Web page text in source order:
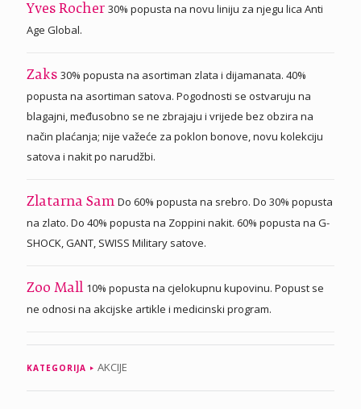
Yves Rocher 30% popusta na novu liniju za njegu lica Anti
Age Global.
Zaks 30% popusta na asortiman zlata i dijamanata. 40%
popusta na asortiman satova. Pogodnosti se ostvaruju na
blagajni, međusobno se ne zbrajaju i vrijede bez obzira na
način plaćanja; nije važeće za poklon bonove, novu kolekciju
satova i nakit po narudžbi.
Zlatarna Sam Do 60% popusta na srebro. Do 30% popusta
na zlato. Do 40% popusta na Zoppini nakit. 60% popusta na G-
SHOCK, GANT, SWISS Military satove.
Zoo Mall 10% popusta na cjelokupnu kupovinu. Popust se
ne odnosi na akcijske artikle i medicinski program.
KATEGORIJA AKCIJE